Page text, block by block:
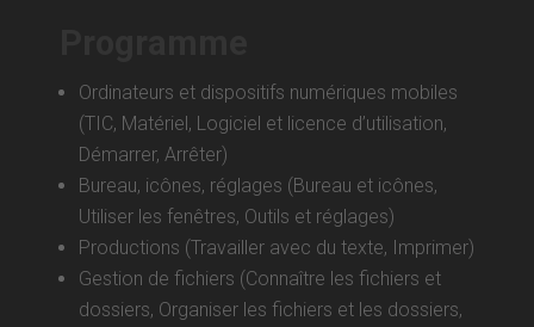
Ordinateurs et dispositifs numériques mobiles
(TIC, Matériel, Logiciel et licence d’utilisation,
Démarrer, Arrêter)
Bureau, icônes, réglages (Bureau et icônes,
Utiliser les fenêtres, Outils et réglages)
Productions (Travailler avec du texte, Imprimer)
Gestion de fichiers (Connaître les fichiers et
dossiers, Organiser les fichiers et les dossiers,